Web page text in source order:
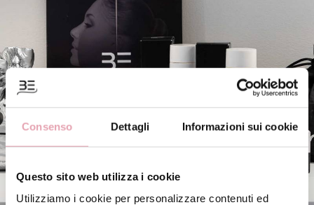
Consenso Dettagli Informazioni sui cookie
Questo sito web utilizza i cookie
Utilizziamo i cookie per personalizzare contenuti ed